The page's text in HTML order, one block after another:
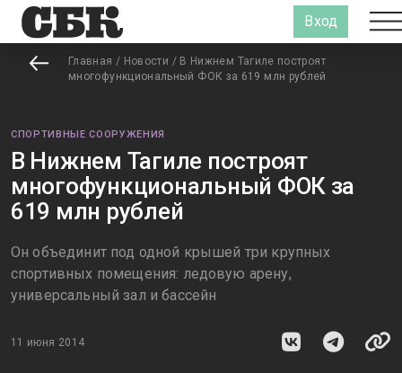
Вход
Главная / Новости / В Нижнем Тагиле построят
многофункциональный ФОК за 619 млн рублей
СПОРТИВНЫЕ СООРУЖЕНИЯ
В Нижнем Тагиле построят
многофункциональный ФОК за
619 млн рублей
Он объединит под одной крышей три крупных
спортивных помещения: ледовую арену,
универсальный зал и бассейн
11 июня 2014